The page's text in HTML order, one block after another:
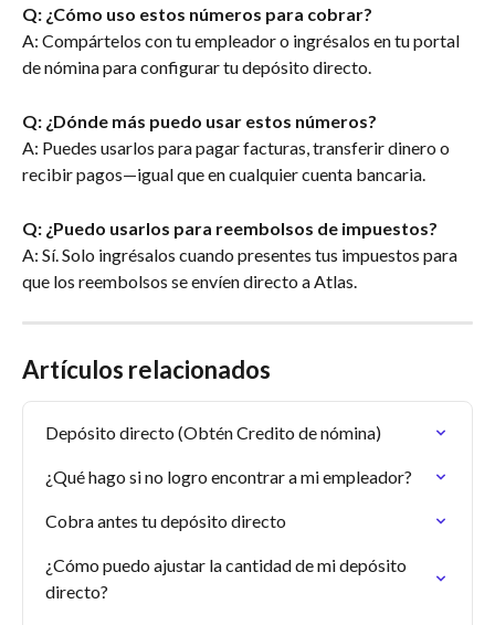
Q: ¿Cómo uso estos números para cobrar?
A: Compártelos con tu empleador o ingrésalos en tu portal
de nómina para configurar tu depósito directo.
Q: ¿Dónde más puedo usar estos números?
A: Puedes usarlos para pagar facturas, transferir dinero o
recibir pagos—igual que en cualquier cuenta bancaria.
Q: ¿Puedo usarlos para reembolsos de impuestos?
A: Sí. Solo ingrésalos cuando presentes tus impuestos para
que los reembolsos se envíen directo a Atlas.
Artículos relacionados
Depósito directo (Obtén Credito de nómina)
¿Qué hago si no logro encontrar a mi empleador?
Cobra antes tu depósito directo
¿Cómo puedo ajustar la cantidad de mi depósito
directo?